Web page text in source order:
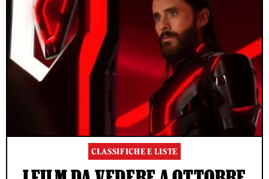
CLASSIFICHE E LISTE